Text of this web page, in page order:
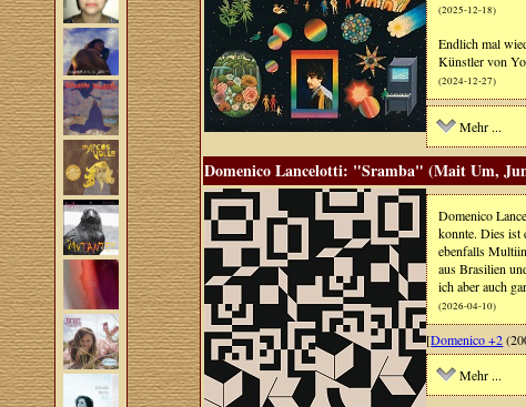
(2025-12-18)
Endlich mal
Künstler von
(2024-12-27)
Mehr ...
Domenico Lancelotti: "Sramba" (Mait Um,
Domenico
konnte. Dies ist
ebenfalls
aus Brasilien
ich aber auch
(2026-04-10)
[Domenico +2
Mehr ...